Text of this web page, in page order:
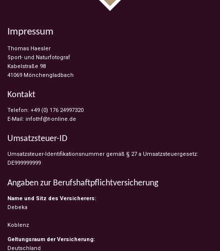
Impressum
Thomas Haesler
Sport- und Naturfotograf
Kabelstraße 98
41069 Mönchengladbach
Kontakt
Telefon: +49 (0) 176 24997320
E-Mail: infothf@t-online.de
Umsatzsteuer-ID
Umsatzsteuer-Identifikationsnummer gemäß § 27 a Umsatzsteuergesetz:
DE999999999
Angaben zur Berufs­haftpflicht­versicherung
Name und Sitz des Versicherers:
Debeka
Koblenz
Geltungsraum der Versicherung:
Deutschland